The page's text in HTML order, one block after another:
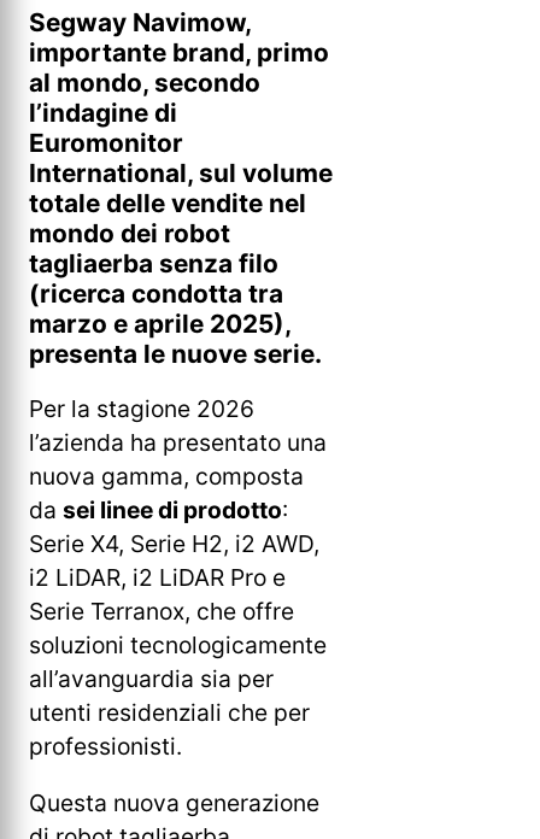
Segway Navimow,
importante brand, primo
al mondo, secondo
l’indagine di
Euromonitor
International, sul volume
totale delle vendite nel
mondo dei robot
tagliaerba senza filo
(ricerca condotta tra
marzo e aprile 2025),
presenta le nuove serie.
Per la stagione 2026
l’azienda ha presentato una
nuova gamma, composta
da sei linee di prodotto:
Serie X4, Serie H2, i2 AWD,
i2 LiDAR, i2 LiDAR Pro e
Serie Terranox, che offre
soluzioni tecnologicamente
all’avanguardia sia per
utenti residenziali che per
professionisti.
Questa nuova generazione